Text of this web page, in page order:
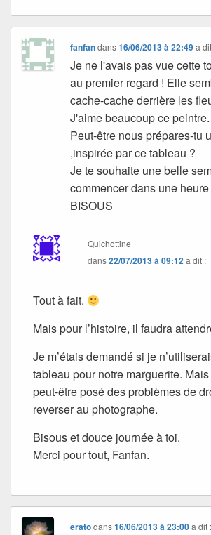
fanfandans16/06/2013 à 22:49 a
Je ne l'avais pas vue cette
au premier regard ! Elle
cache-cache derrière les
J'aime beaucoup ce peintre.
Peut-être nous prépares-tu
,inspirée par ce tableau ?
Je te souhaite une belle
commencer dans une
BISOUS
Quichottine
dans22/07/2013 à 09:12a dit :
Tout à fait.
Mais pour l’histoire, il faudra
Je m’étais demandé si je
tableau pour notre marguerite.
peut-être posé des problèmes de
reverser au photographe.
Bisous et douce journée à toi.
Merci pour tout, Fanfan.
eratodans16/06/2013 à 23:00 a dit :